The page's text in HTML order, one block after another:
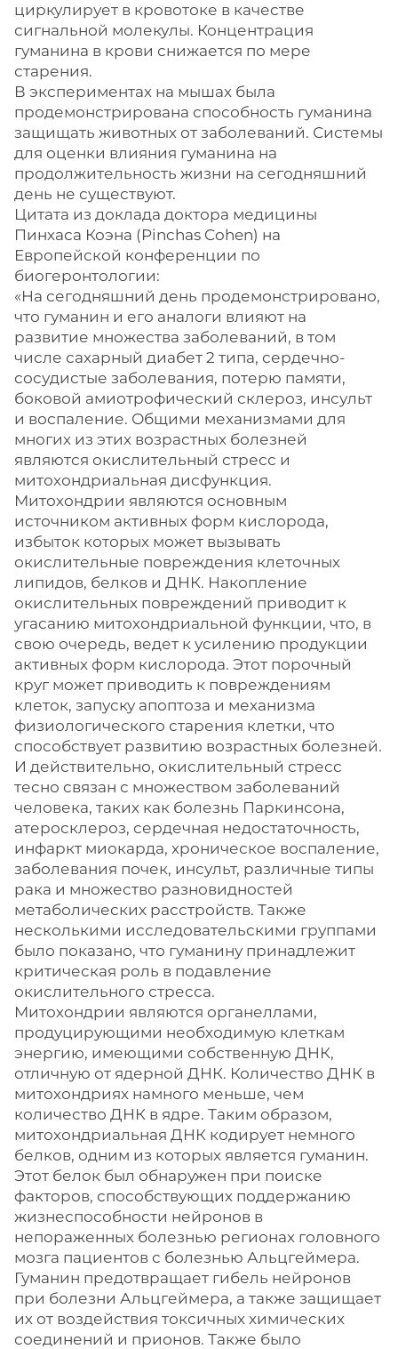
циркулирует в кровотоке в качестве
сигнальной молекулы. Концентрация
гуманина в крови снижается по мере
старения.
В экспериментах на мышах была
продемонстрирована способность гуманина
защищать животных от заболеваний. Системы
для оценки влияния гуманина на
продолжительность жизни на сегодняшний
день не существуют.
Цитата из доклада доктора медицины
Пинхаса Коэна (Pinchas Cohen) на
Европейской конференции по
биогеронтологии:
«На сегодняшний день продемонстрировано,
что гуманин и его аналоги влияют на
развитие множества заболеваний, в том
числе сахарный диабет 2 типа, сердечно-
сосудистые заболевания, потерю памяти,
боковой амиотрофический склероз, инсульт
и воспаление. Общими механизмами для
многих из этих возрастных болезней
являются окислительный стресс и
митохондриальная дисфункция.
Митохондрии являются основным
источником активных форм кислорода,
избыток которых может вызывать
окислительные повреждения клеточных
липидов, белков и ДНК. Накопление
окислительных повреждений приводит к
угасанию митохондриальной функции, что, в
свою очередь, ведет к усилению продукции
активных форм кислорода. Этот порочный
круг может приводить к повреждениям
клеток, запуску апоптоза и механизма
физиологического старения клетки, что
способствует развитию возрастных болезней.
И действительно, окислительный стресс
тесно связан с множеством заболеваний
человека, таких как болезнь Паркинсона,
атеросклероз, сердечная недостаточность,
инфаркт миокарда, хроническое воспаление,
заболевания почек, инсульт, различные типы
рака и множество разновидностей
метаболических расстройств. Также
несколькими исследовательскими группами
было показано, что гуманину принадлежит
критическая роль в подавление
окислительного стресса.
Митохондрии являются органеллами,
продуцирующими необходимую клеткам
энергию, имеющими собственную ДНК,
отличную от ядерной ДНК. Количество ДНК в
митохондриях намного меньше, чем
количество ДНК в ядре. Таким образом,
митохондриальная ДНК кодирует немного
белков, одним из которых является гуманин.
Этот белок был обнаружен при поиске
факторов, способствующих поддержанию
жизнеспособности нейронов в
непораженных болезнью регионах головного
мозга пациентов с болезнью Альцгеймера.
Гуманин предотвращает гибель нейронов
при болезни Альцгеймера, а также защищает
их от воздействия токсичных химических
соединений и прионов. Также было